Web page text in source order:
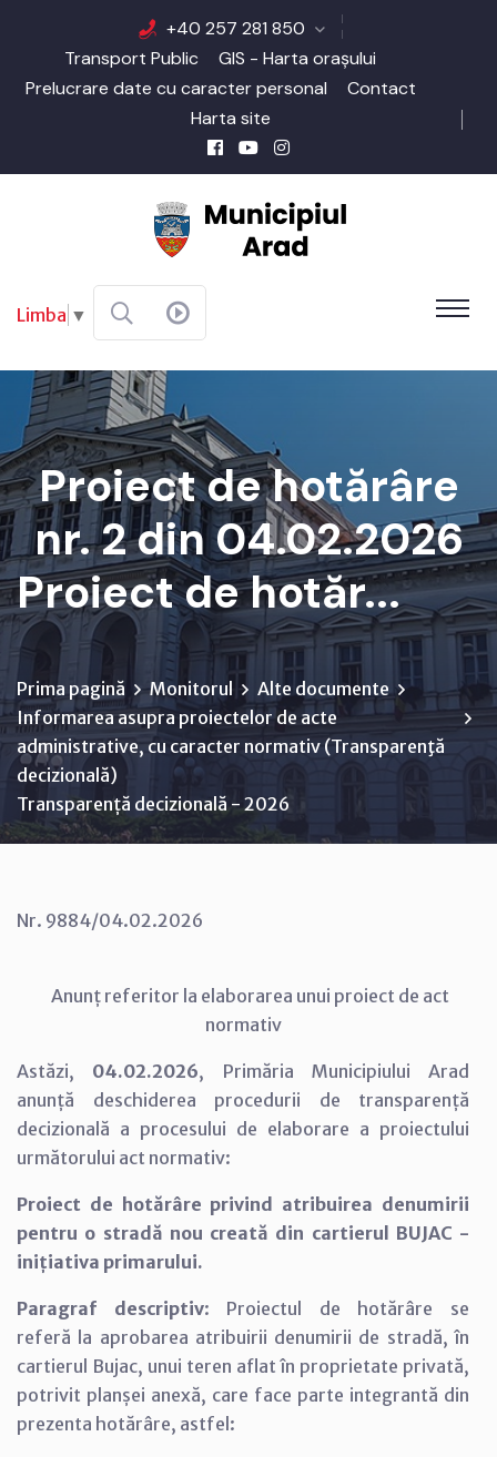
+40 257 281 850
Transport Public
GIS - Harta orașului
Prelucrare date cu caracter personal
Contact
Harta site
Limba ▼
Proiect de hotărâre
nr. 2 din 04.02.2026
Proiect de hotăr...
Prima pagină Monitorul
Alte documente
Informarea asupra proiectelor de acte
administrative, cu caracter normativ (Transparenţă
decizională)
Transparență decizională - 2026
Nr. 9884/04.02.2026
Anunț referitor la elaborarea unui proiect de act
normativ
Astăzi, 04.02.2026, Primăria Municipiului Arad
anunță deschiderea procedurii de transparență
decizională a procesului de elaborare a proiectului
următorului act normativ:
Proiect de hotărâre privind atribuirea denumirii
pentru o stradă nou creată din cartierul BUJAC -
inițiativa primarului.
Paragraf descriptiv: Proiectul de hotărâre se
referă la aprobarea atribuirii denumirii de stradă, în
cartierul Bujac, unui teren aflat în proprietate privată,
potrivit planșei anexă, care face parte integrantă din
prezenta hotărâre, astfel: